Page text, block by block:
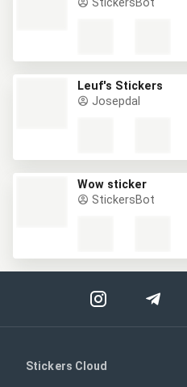
StickersBot
Leuf's Stickers
Josepdal
Wow sticker
StickersBot
Stickers Cloud